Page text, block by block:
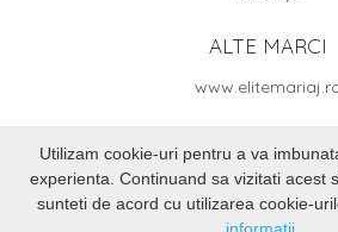
ALTE MARCI
© 2026 Avangarde Brides .
Services
Utilizam cookie-uri pentru a va
experienta. Continuand sa vizitati acest
sunteti de acord cu utilizarea cookie-